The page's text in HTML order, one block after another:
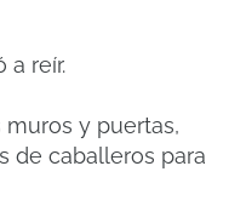
a reír.
muros y puertas,
de caballeros para